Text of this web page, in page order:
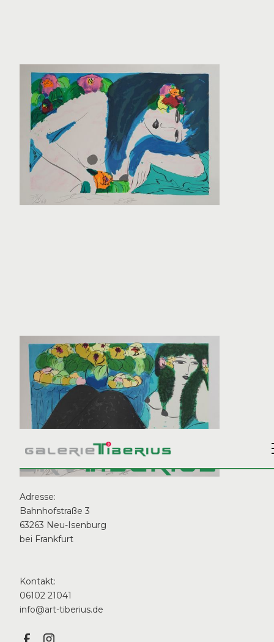
Zurück zu allen Künstlern
Adresse:
Bahnhofstraße 3
63263 Neu-Isenburg
bei Frankfurt
Kontakt:
06102 21041
info@art-tiberius.de